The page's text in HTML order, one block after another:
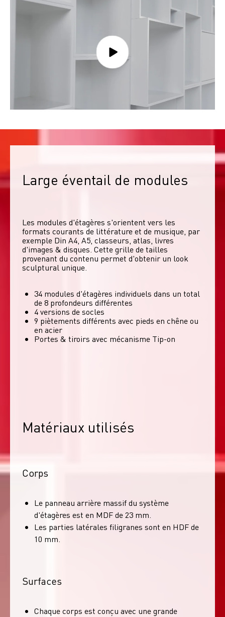
Large éventail de modules
Les modules d'étagères s'orientent vers les
formats courants de littérature et de musique, par
exemple Din A4, A5, classeurs, atlas, livres
d'images & disques. Cette grille de tailles
provenant du contenu permet d'obtenir un look
sculptural unique.
34 modules d'étagères individuels dans un total
de 8 profondeurs différentes
4 versions de socles
9 piètements différents avec pieds en chêne ou
en acier
Portes & tiroirs avec mécanisme Tip-on
Matériaux utilisés
Corps
Le panneau arrière massif du système
d'étagères est en MDF de 23 mm.
Les parties latérales filigranes sont en HDF de
10 mm.
Surfaces
Chaque corps est conçu avec une grande